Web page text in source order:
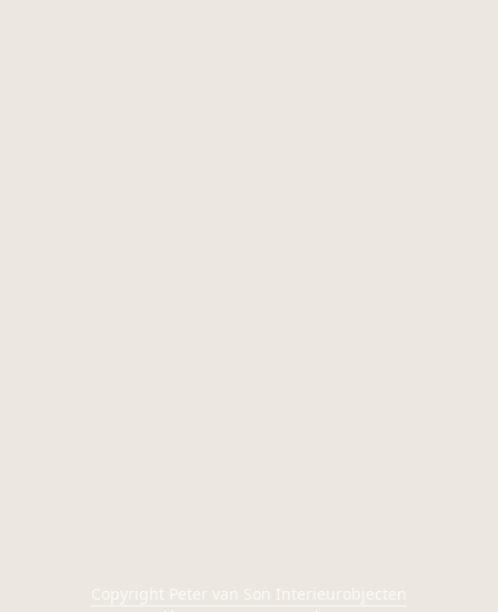
Copyright Peter van Son Interieurobjecten